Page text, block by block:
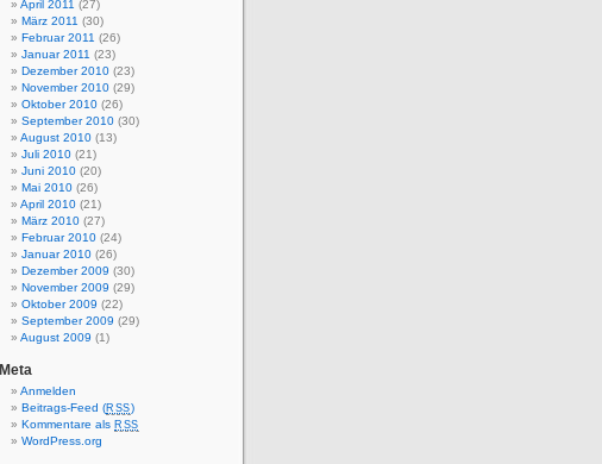
April 2011 (27)
März 2011 (30)
Februar 2011 (26)
Januar 2011 (23)
Dezember 2010 (23)
November 2010 (29)
Oktober 2010 (26)
September 2010 (30)
August 2010 (13)
Juli 2010 (21)
Juni 2010 (20)
Mai 2010 (26)
April 2010 (21)
März 2010 (27)
Februar 2010 (24)
Januar 2010 (26)
Dezember 2009 (30)
November 2009 (29)
Oktober 2009 (22)
September 2009 (29)
August 2009 (1)
Meta
Anmelden
Beitrags-Feed (RSS)
Kommentare als RSS
WordPress.org